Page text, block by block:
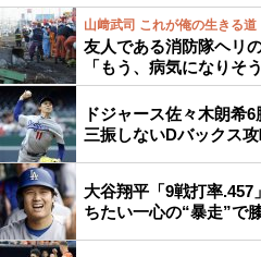
山﨑武司 これが俺の生きる道
友人である消防隊ヘリ
「もう、病気になりそ
ドジャース佐々木朗希
三振しないDバックス
大谷翔平「9戦打率
ちたい一心の“暴走”で